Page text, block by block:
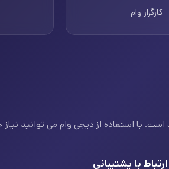
کارگزار وام
با استفاده از دیجی وام می توانید نیاز
ارتباط با پشتیبانی